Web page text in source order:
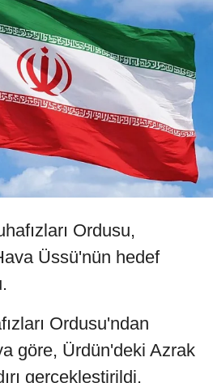
Ordusu,
Üssü'nün hedef
Ordusu'ndan
göre, Ürdün'deki Azrak
gerçekleştirildi.